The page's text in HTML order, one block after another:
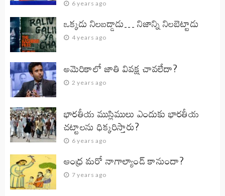
6 years ago
ఒక్కడు నిలబడ్డాడు… నిజాన్ని నిలబెట్టాడు
4 years ago
అమెరికాలో జాతి వివక్ష చావలేదా?
2 years ago
భారతీయ ముస్లిములు ఎందుకు భారతీయ
చట్టాలను ధిక్కరిస్తారు?
6 years ago
ఆంధ్ర మరో నాగాల్యాండ్ కానుందా?
7 years ago